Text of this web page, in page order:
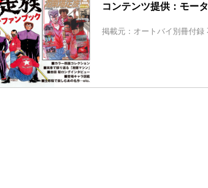
コンテンツ提供：モー
掲載元：オートバイ別冊付録